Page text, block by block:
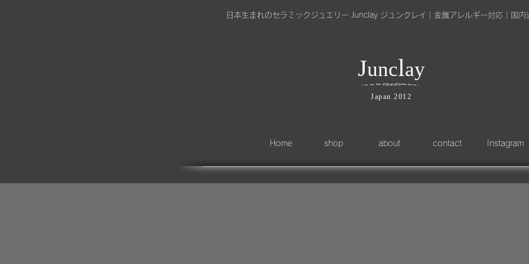
日本生まれのセラミックジュエリー Junclay ジュンクレイ｜金属アレルギー対応｜国内
Junclay
・ ～ ～ ～ ∽∽∽∽～～～・
​Japan 2012
Home shop about contact Instagram